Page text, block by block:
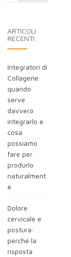
ARTICOLI
RECENTI
Integratori di
Collagene:
quando
serve
davvero
integrarlo e
cosa
possiamo
fare per
produrlo
naturalment
e
Dolore
cervicale e
postura:
perché la
risposta